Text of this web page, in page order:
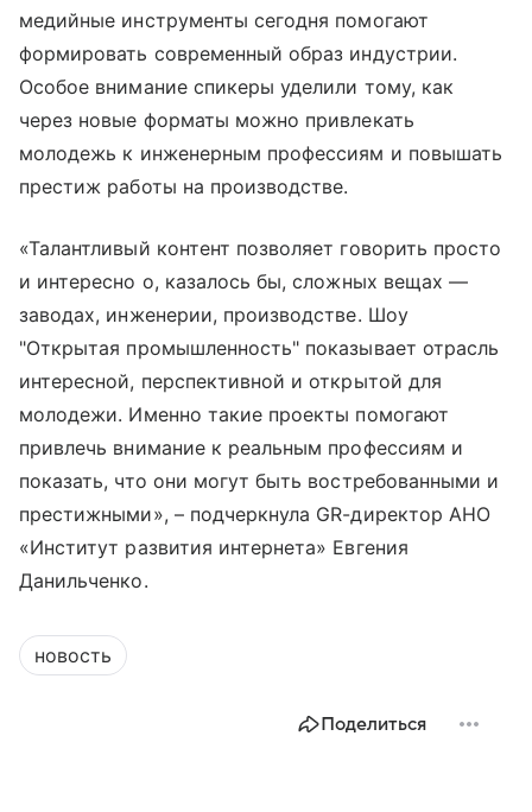
медийные инструменты сегодня помогают
формировать современный образ индустрии.
Особое внимание спикеры уделили тому, как
через новые форматы можно привлекать
молодежь к инженерным профессиям и повышать
престиж работы на производстве.
«Талантливый контент позволяет говорить просто
и интересно о, казалось бы, сложных вещах —
заводах, инженерии, производстве. Шоу
"Открытая промышленность" показывает отрасль
интересной, перспективной и открытой для
молодежи. Именно такие проекты помогают
привлечь внимание к реальным профессиям и
показать, что они могут быть востребованными и
престижными», – подчеркнула GR-директор АНО
«Институт развития интернета» Евгения
Данильченко.
новость
Поделиться